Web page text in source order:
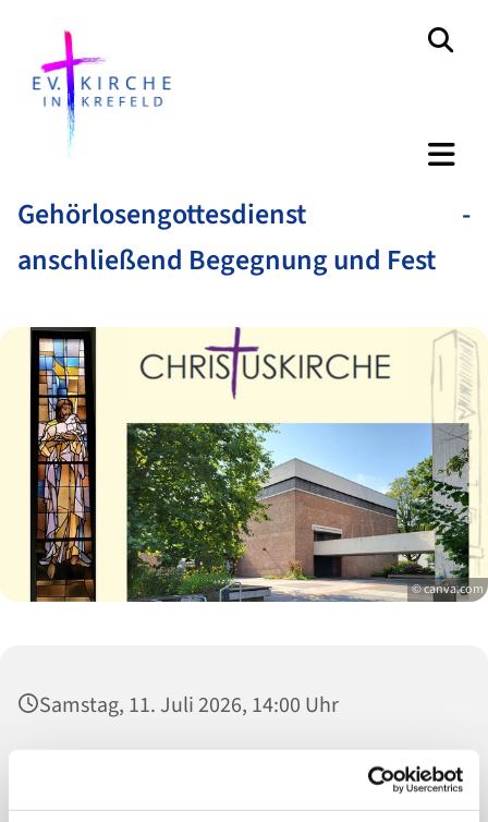
Gehörlosengottesdienst -
anschließend Begegnung und Fest
© canva.com
Samstag, 11. Juli 2026, 14:00 Uhr
Christuskirche, Schönwasserstraße 104,